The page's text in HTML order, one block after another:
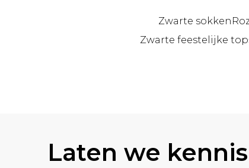
Zwarte sokken
Zwarte feestelijke
Laten we